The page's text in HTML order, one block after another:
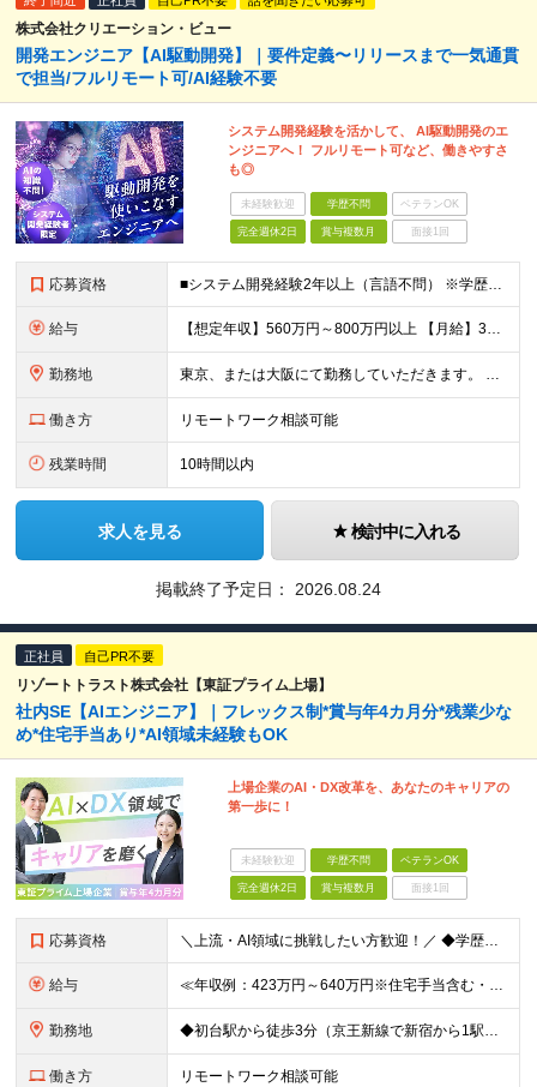
株式会社クリエーション・ビュー
開発エンジニア【AI駆動開発】｜要件定義〜リリースまで一気通貫
で担当/フルリモート可/AI経験不要
システム開発経験を活かして、 AI駆動開発のエ
ンジニアへ！ フルリモート可など、働きやすさ
も◎
未経験歓迎 学歴不問 ベテランOK
完全週休2日 賞与複数月 面接1回
応募資格 ■システム開発経験2年以上（言語不問） ※学歴不問 《20代30代のキャリアチェンジの実績有り》 ★AIに関する知識、経験は不要です！（何らかの開発経験は必須） ★WEB開発エンジニアから、AIエン
給与 【想定年収】560万円～800万円以上 【月給】35万円～50万円＋残業代全額支給＋賞与年2回（4ヶ月分） 【残業】残業代全額支給（同ポジション月平均７h程度） 【賞与】年2回（7月、12月） ※経
勤務地 東京、または大阪にて勤務していただきます。 ※転勤はありません ※リモートワーク併用可（詳細は応相談） ≪本社≫ 東京都新宿区新宿4-3-25 TOKYU REIT新宿ビル2F ≪大阪事業所≫ 大
働き方 リモートワーク相談可能
残業時間 10時間以内
求人を見る 検討中に入れる
掲載終了予定日： 2026.08.24
正社員 自己PR不要
リゾートトラスト株式会社【東証プライム上場】
社内SE【AIエンジニア】｜フレックス制*賞与年4カ月分*残業少な
め*住宅手当あり*AI領域未経験もOK
上場企業のAI・DX改革を、あなたのキャリアの
第一歩に！
未経験歓迎 学歴不問 ベテランOK
完全週休2日 賞与複数月 面接1回
応募資格 ＼上流・AI領域に挑戦したい方歓迎！／ ◆学歴不問 ◆何らかのシステム開発実務経験をお持ちの方 （目安2年以上／開発言語や担当工程は不問です） ※AI分野における開発業務の経験・知見をお持ちの方は歓
給与 ≪年収例：423万円～640万円※住宅手当含む・残業代除く≫ ◆賞与年4カ月分支給 ※昨年度実績 ◆住宅手当・退職金制度・持株会など各種制度や手当が充実！ 月給24万800円～37万8,050円＋賞
勤務地 ◆初台駅から徒歩3分（京王新線で新宿から1駅！） ◆リモートワーク／フリーアドレス制度あり ◆出張転勤なし 【リゾートトラスト 東京本社】 東京都渋谷区代々木4-36-19 リゾートトラスト東京ビル
働き方 リモートワーク相談可能